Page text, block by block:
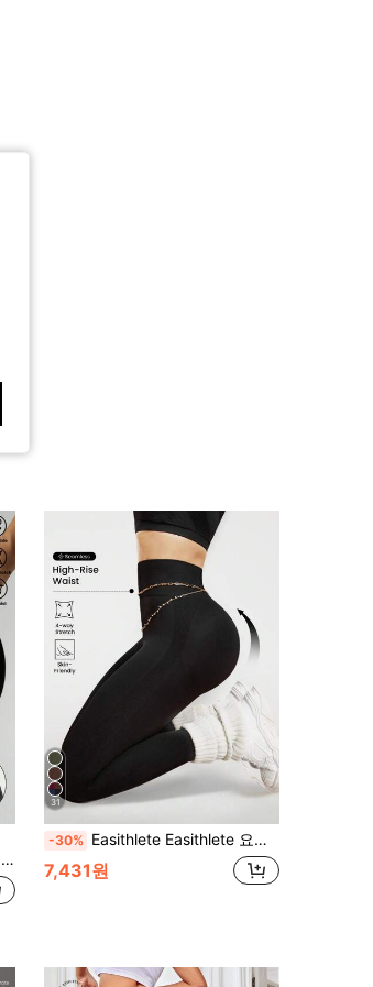
31
-30% Easithlete Easithlete 요가 레깅스 무봉제 고탄 배 컨트롤 스포츠 스타킹
7,431원